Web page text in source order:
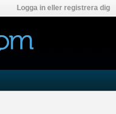
Logga in eller registrera dig